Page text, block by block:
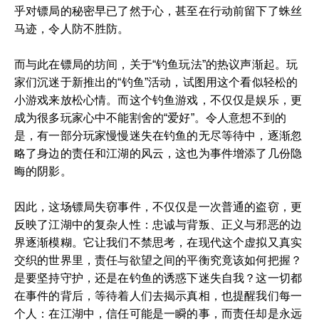
乎对镖局的秘密早已了然于心，甚至在行动前留下了蛛丝
马迹，令人防不胜防。
而与此在镖局的坊间，关于“钓鱼玩法”的热议声渐起。玩
家们沉迷于新推出的“钓鱼”活动，试图用这个看似轻松的
小游戏来放松心情。而这个钓鱼游戏，不仅仅是娱乐，更
成为很多玩家心中不能割舍的“爱好”。令人意想不到的
是，有一部分玩家慢慢迷失在钓鱼的无尽等待中，逐渐忽
略了身边的责任和江湖的风云，这也为事件增添了几份隐
晦的阴影。
因此，这场镖局失窃事件，不仅仅是一次普通的盗窃，更
反映了江湖中的复杂人性：忠诚与背叛、正义与邪恶的边
界逐渐模糊。它让我们不禁思考，在现代这个虚拟又真实
交织的世界里，责任与欲望之间的平衡究竟该如何把握？
是要坚持守护，还是在钓鱼的诱惑下迷失自我？这一切都
在事件的背后，等待着人们去揭示真相，也提醒我们每一
个人：在江湖中，信任可能是一瞬的事，而责任却是永远